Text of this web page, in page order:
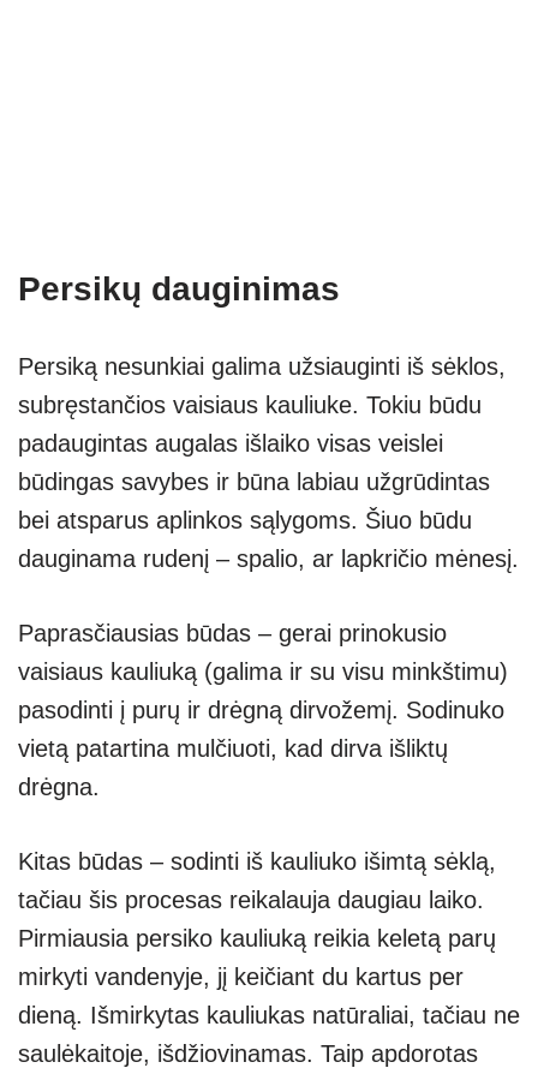
Persikų dauginimas
Persiką nesunkiai galima užsiauginti iš sėklos,
subręstančios vaisiaus kauliuke. Tokiu būdu
padaugintas augalas išlaiko visas veislei
būdingas savybes ir būna labiau užgrūdintas
bei atsparus aplinkos sąlygoms. Šiuo būdu
dauginama rudenį – spalio, ar lapkričio mėnesį.
Paprasčiausias būdas – gerai prinokusio
vaisiaus kauliuką (galima ir su visu minkštimu)
pasodinti į purų ir drėgną dirvožemį. Sodinuko
vietą patartina mulčiuoti, kad dirva išliktų
drėgna.
Kitas būdas – sodinti iš kauliuko išimtą sėklą,
tačiau šis procesas reikalauja daugiau laiko.
Pirmiausia persiko kauliuką reikia keletą parų
mirkyti vandenyje, jį keičiant du kartus per
dieną. Išmirkytas kauliukas natūraliai, tačiau ne
saulėkaitoje, išdžiovinamas. Taip apdorotas